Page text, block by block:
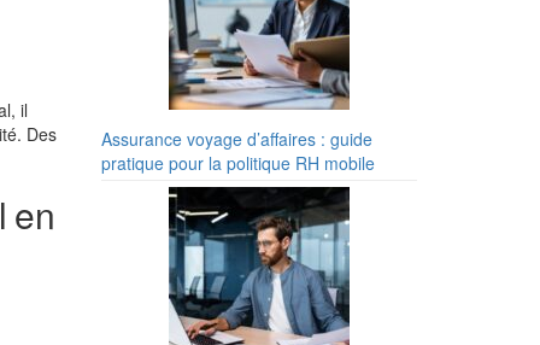
il
Des
en
Assurance voyage d’affaires : guide
pratique pour la politique RH mobile